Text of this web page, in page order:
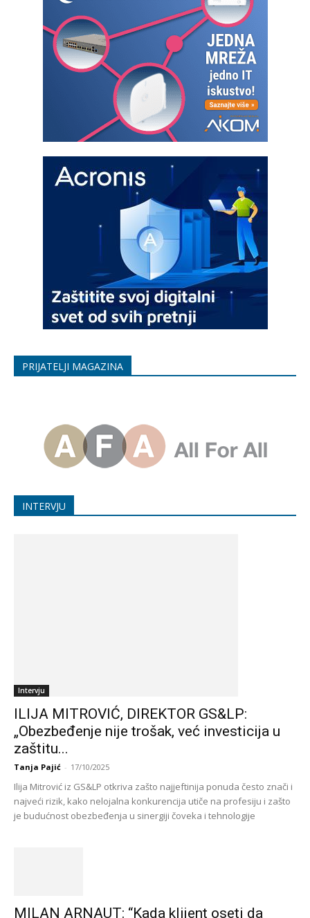
PRIJATELJI MAGAZINA
INTERVJU
Intervju
ILIJA MITROVIĆ, DIREKTOR GS&LP:
„Obezbeđenje nije trošak, već investicija u
zaštitu...
Tanja Pajić - 17/10/2025
Ilija Mitrović iz GS&LP otkriva zašto najjeftinija ponuda često znači i
najveći rizik, kako nelojalna konkurencija utiče na profesiju i zašto
je budućnost obezbeđenja u sinergiji čoveka i tehnologije
MILAN ARNAUT: “Kada klijent oseti da